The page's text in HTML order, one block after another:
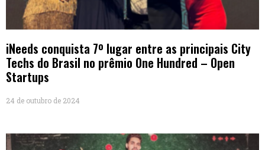
iNeeds conquista 7º lugar entre as principais City
Techs do Brasil no prêmio One Hundred – Open
Startups
24 de outubro de 2024